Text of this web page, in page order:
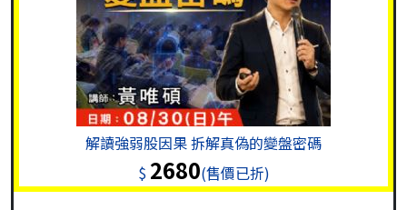
解讀強弱股因果 拆解真偽的變盤密碼
$ 2680(售價已折)